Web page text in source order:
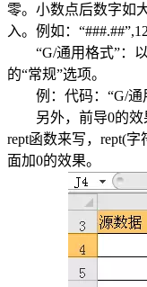
零。小数点后数字如
入。例如：
“G/通用格式”：以
的“常规”选项。
例：代码：“G/通用
另外，前导0的效
rept函数来写，rept(
面加0的效果。